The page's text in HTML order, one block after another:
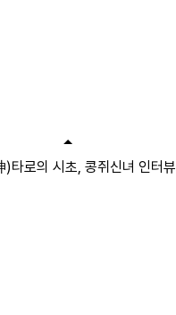
)타로의 시초, 콩쥐신녀 인터뷰